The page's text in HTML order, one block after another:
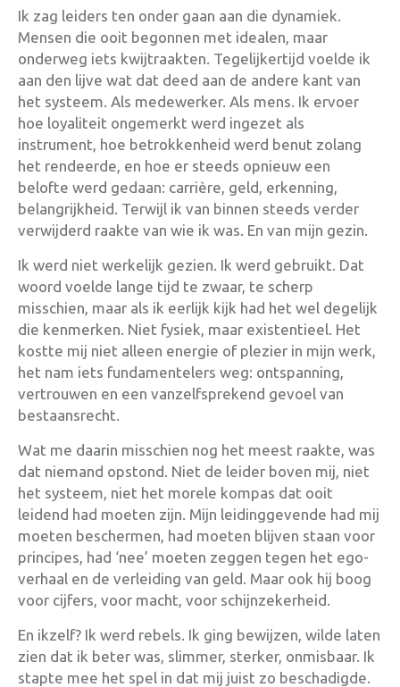
Ik zag leiders ten onder gaan aan die dynamiek.
Mensen die ooit begonnen met idealen, maar
onderweg iets kwijtraakten. Tegelijkertijd voelde ik
aan den lijve wat dat deed aan de andere kant van
het systeem. Als medewerker. Als mens. Ik ervoer
hoe loyaliteit ongemerkt werd ingezet als
instrument, hoe betrokkenheid werd benut zolang
het rendeerde, en hoe er steeds opnieuw een
belofte werd gedaan: carrière, geld, erkenning,
belangrijkheid. Terwijl ik van binnen steeds verder
verwijderd raakte van wie ik was. En van mijn gezin.
Ik werd niet werkelijk gezien. Ik werd gebruikt. Dat
woord voelde lange tijd te zwaar, te scherp
misschien, maar als ik eerlijk kijk had het wel degelijk
die kenmerken. Niet fysiek, maar existentieel. Het
kostte mij niet alleen energie of plezier in mijn werk,
het nam iets fundamentelers weg: ontspanning,
vertrouwen en een vanzelfsprekend gevoel van
bestaansrecht.
Wat me daarin misschien nog het meest raakte, was
dat niemand opstond. Niet de leider boven mij, niet
het systeem, niet het morele kompas dat ooit
leidend had moeten zijn. Mijn leidinggevende had mij
moeten beschermen, had moeten blijven staan voor
principes, had ‘nee’ moeten zeggen tegen het ego-
verhaal en de verleiding van geld. Maar ook hij boog
voor cijfers, voor macht, voor schijnzekerheid.
En ikzelf? Ik werd rebels. Ik ging bewijzen, wilde laten
zien dat ik beter was, slimmer, sterker, onmisbaar. Ik
stapte mee het spel in dat mij juist zo beschadigde.